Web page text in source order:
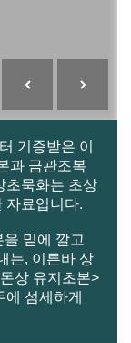
기증받은 이
과 금관조복
초묵화는 초상
자료입니다.
밑에 깔고
는, 이른바 상
상 유지초본>
섬세하게